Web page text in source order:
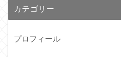
カテゴリー
プロフィール